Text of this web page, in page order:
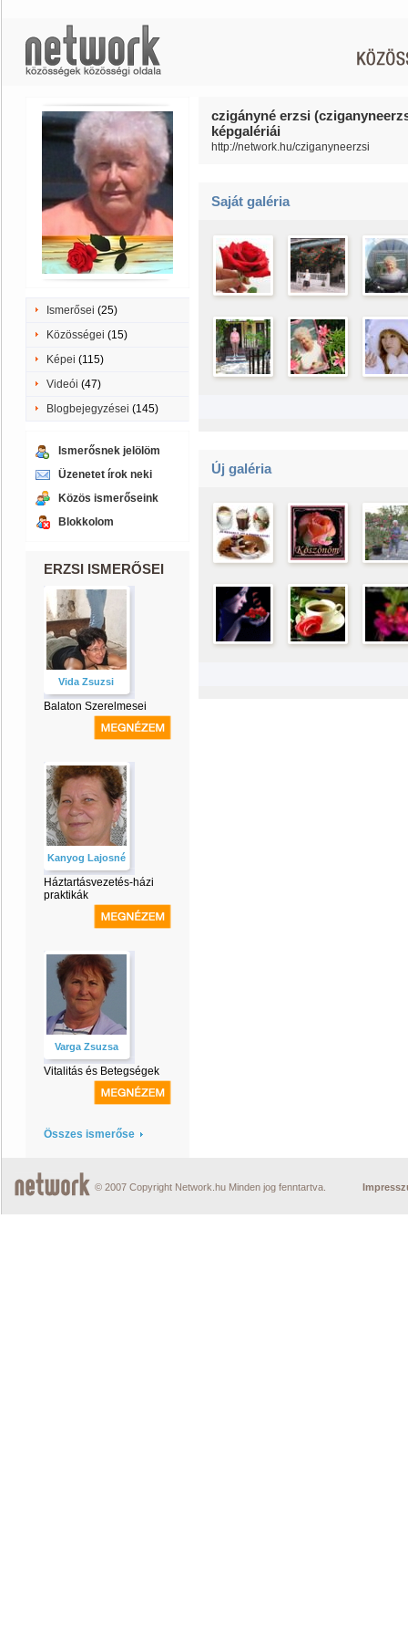
Ismerősei (25)
Közösségei (15)
Képei (115)
Videói (47)
Blogbejegyzései (145)
Ismerősnek jelölöm
Üzenetet írok neki
Közös ismerőseink
Blokkolom
ERZSI ISMERŐSEI
Vida Zsuzsi
Balaton Szerelmesei
Kanyog Lajosné
Háztartásvezetés-házi
praktikák
Varga Zsuzsa
Vitalitás és Betegségek
Összes ismerőse
czigányné erzsi
képgalériái
http://network.hu/cziganyneerzsi
Saját galéria
Új galéria
© 2007 Copyright Network.hu Minden jog fenntartva.